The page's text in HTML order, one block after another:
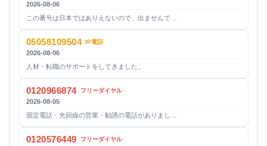
2026-08-06
この番号は日本ではありえないので、出ませんで…
05058109504 IP電話
2026-08-06
人材・転職のサポートをしてきました。
0120966874 フリーダイヤル
2026-08-05
固定電話・光回線の営業・勧誘の電話がありまし…
0120576449 フリーダイヤル